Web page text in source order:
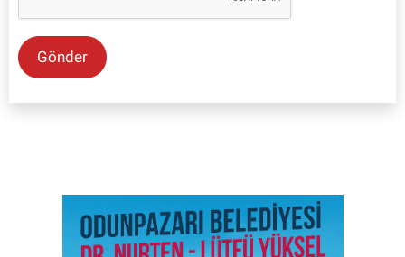
Gönder